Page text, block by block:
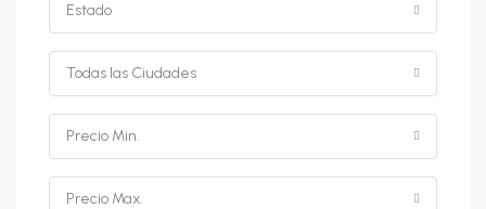
Estado
Todas las Ciudades
Precio Min.
Precio Max.